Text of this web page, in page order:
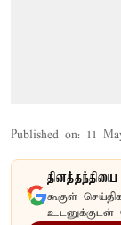
Published on: 11
கூகுள்
உடனுக்குடன்